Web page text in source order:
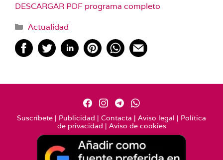
DESCARGAR PDF programa completo
Categorías
Actualidad
Suscríbete | Publicidad | Contacta | Aviso legal | Política
de privacidad | Aviso de cookies